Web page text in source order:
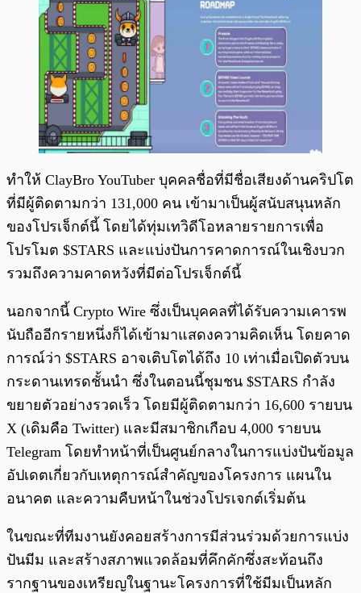
ทำให้ ClayBro YouTuber บุคคลชื่อที่มีชื่อเสียงด้านคริปโต
ที่มีผู้ติดตามกว่า 131,000 คน เข้ามาเป็นผู้สนับสนุนหลัก
ของโปรเจ็กต์นี้ โดยได้ทุ่มเทวิดีโอหลายรายการเพื่อ
โปรโมต $STARS และแบ่งปันการคาดการณ์ในเชิงบวก
รวมถึงความคาดหวังที่มีต่อโปรเจ็กต์นี้
นอกจากนี้ Crypto Wire ซึ่งเป็นบุคคลที่ได้รับความเคารพ
นับถืออีกรายหนึ่งก็ได้เข้ามาแสดงความคิดเห็น โดยคาด
การณ์ว่า $STARS อาจเติบโตได้ถึง 10 เท่าเมื่อเปิดตัวบน
กระดานเทรดชั้นนำ ซึ่งในตอนนี้ชุมชน $STARS กำลัง
ขยายตัวอย่างรวดเร็ว โดยมีผู้ติดตามกว่า 16,600 รายบน
X (เดิมคือ Twitter) และมีสมาชิกเกือบ 4,000 รายบน
Telegram โดยทำหน้าที่เป็นศูนย์กลางในการแบ่งปันข้อมูล
อัปเดตเกี่ยวกับเหตุการณ์สำคัญของโครงการ แผนใน
อนาคต และความคืบหน้าในช่วงโปรเจกต์เริ่มต้น
ในขณะที่ทีมงานยังคอยสร้างการมีส่วนร่วมด้วยการแบ่ง
ปันมีม และสร้างสภาพแวดล้อมที่คึกคักซึ่งสะท้อนถึง
รากฐานของเหรียญในฐานะโครงการที่ใช้มีมเป็นหลัก